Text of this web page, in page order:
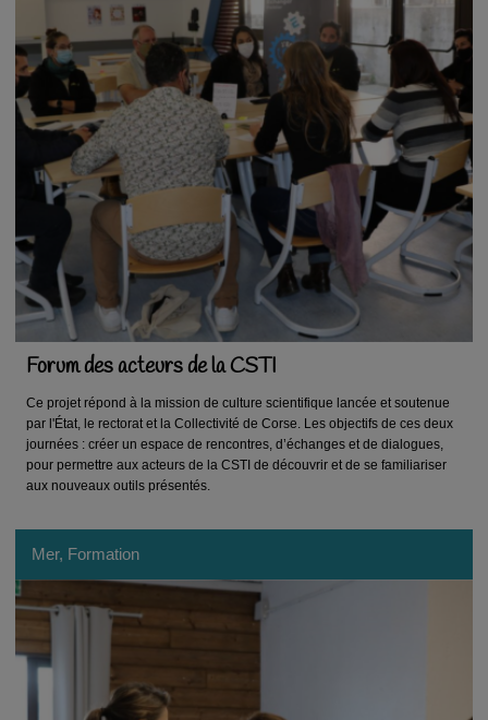
Forum des acteurs de la CSTI
Ce projet répond à la mission de culture scientifique lancée et soutenue
par l'État, le rectorat et la Collectivité de Corse. Les objectifs de ces deux
journées : créer un espace de rencontres, d’échanges et de dialogues,
pour permettre aux acteurs de la CSTI de découvrir et de se familiariser
aux nouveaux outils présentés.
Mer, Formation